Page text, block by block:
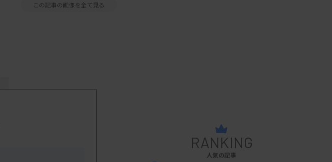
この記事の画像を全て見る
RANKING
人気の記事